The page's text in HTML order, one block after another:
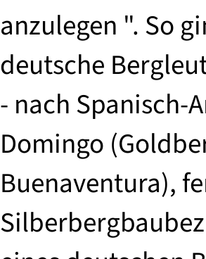
anzulegen ". So
deutsche
- nach Spanisch-
Domingo
Buenaventura),